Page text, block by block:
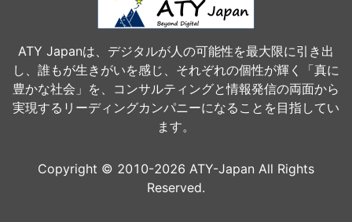
ATY Japanは、デジタルが人の可能性を最大限に引き出
し、誰もが生きがいを感じ、それぞれの個性が輝く「真に
豊かな社会」を、コンサルティングと情報発信の両面から
実現するリーディングカンパニーになることを目指してい
ます。
Copyright © 2010-2026 ATY-Japan All Rights
Reserved.